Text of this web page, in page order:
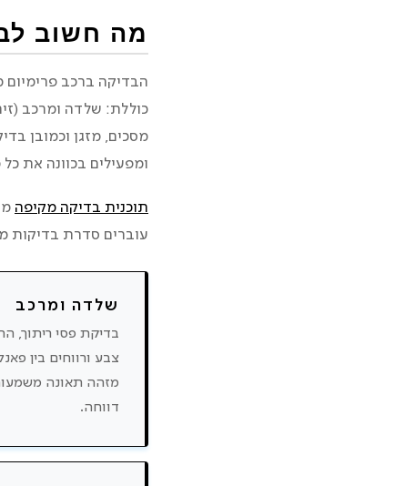
מה חשוב
הבדיקה ברכב פרימיום
כוללת: שלדה ומרכב
מסכים, מזגן וכמובן
ומפעילים בכוונה את
תוכנית בדיקה מקיפה
עוברים סדרת בדיקות
שלדה ומרכב
בדיקת פסי ריתוך,
צבע ורווחים בין
מזהה תאונה
דווחה.